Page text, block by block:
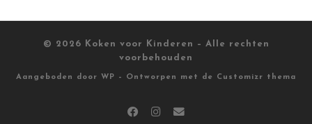
© 2026 Koken voor Kinderen
– Alle rechten
voorbehouden
Aangeboden door WP – Ontworpen met de Customizr thema